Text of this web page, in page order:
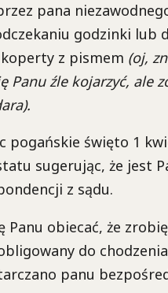
pana
godzinki lub
koperty z pismem (oj,
Panu źle kojarzyć, ale
pogańskie święto 1
sugerując, że jest
z sądu.
obiecać, że
do
panu